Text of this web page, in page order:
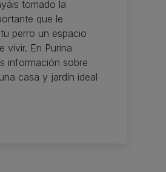
tomado la
que le
perro un espacio
vivir. En Purina
información sobre
casa y jardín ideal